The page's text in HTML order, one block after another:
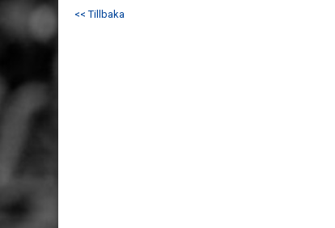
<< Tillbaka